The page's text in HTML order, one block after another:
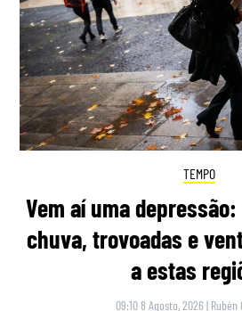
TEMPO
Vem aí uma
chuva, trovoadas e
a estas
09:10 8 Agosto, 2026 | Rubén